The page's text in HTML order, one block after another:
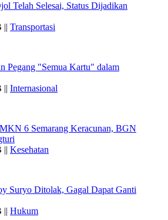
Telah Selesai, Status Dijadikan
|| Transportasi
Pegang "Semua Kartu" dalam
|| Internasional
6 Semarang Keracunan, BGN
|| Kesehatan
Suryo Ditolak, Gagal Dapat Ganti
|| Hukum